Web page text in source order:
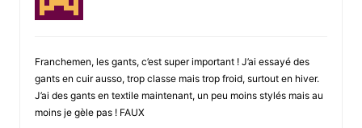
Franchemen, les gants, c’est super important ! J’ai essayé des
gants en cuir ausso, trop classe mais trop froid, surtout en hiver.
J’ai des gants en textile maintenant, un peu moins stylés mais au
moins je gèle pas ! FAUX